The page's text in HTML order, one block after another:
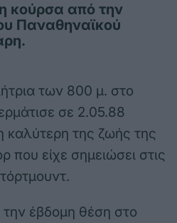
κούρσα από την
Παναθηναϊκού
των 800 μ. στο
σε 2.05.88
καλύτερη της ζωής της
που είχε σημειώσει στις
έβδομη θέση στο